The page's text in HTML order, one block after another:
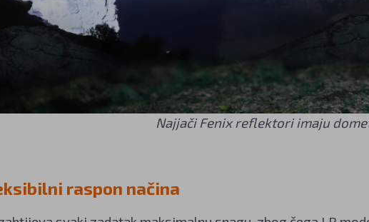
Najjači Fenix reflektori imaju
raspon načina